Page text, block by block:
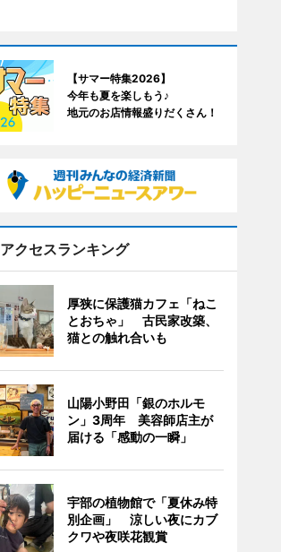
【サマー特集2026】
今年も夏を楽しもう♪
地元のお店情報盛りだくさん！
アクセスランキング
厚狭に保護猫カフェ「ねこ
とおちゃ」 古民家改築、
猫との触れ合いも
山陽小野田「銀のホルモ
ン」3周年 美容師店主が
届ける「感動の一瞬」
宇部の植物館で「夏休み特
別企画」 涼しい夜にカブ
クワや夜咲花観賞